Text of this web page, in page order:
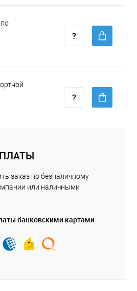
заказ по безналичному
или наличными
банковскими картами